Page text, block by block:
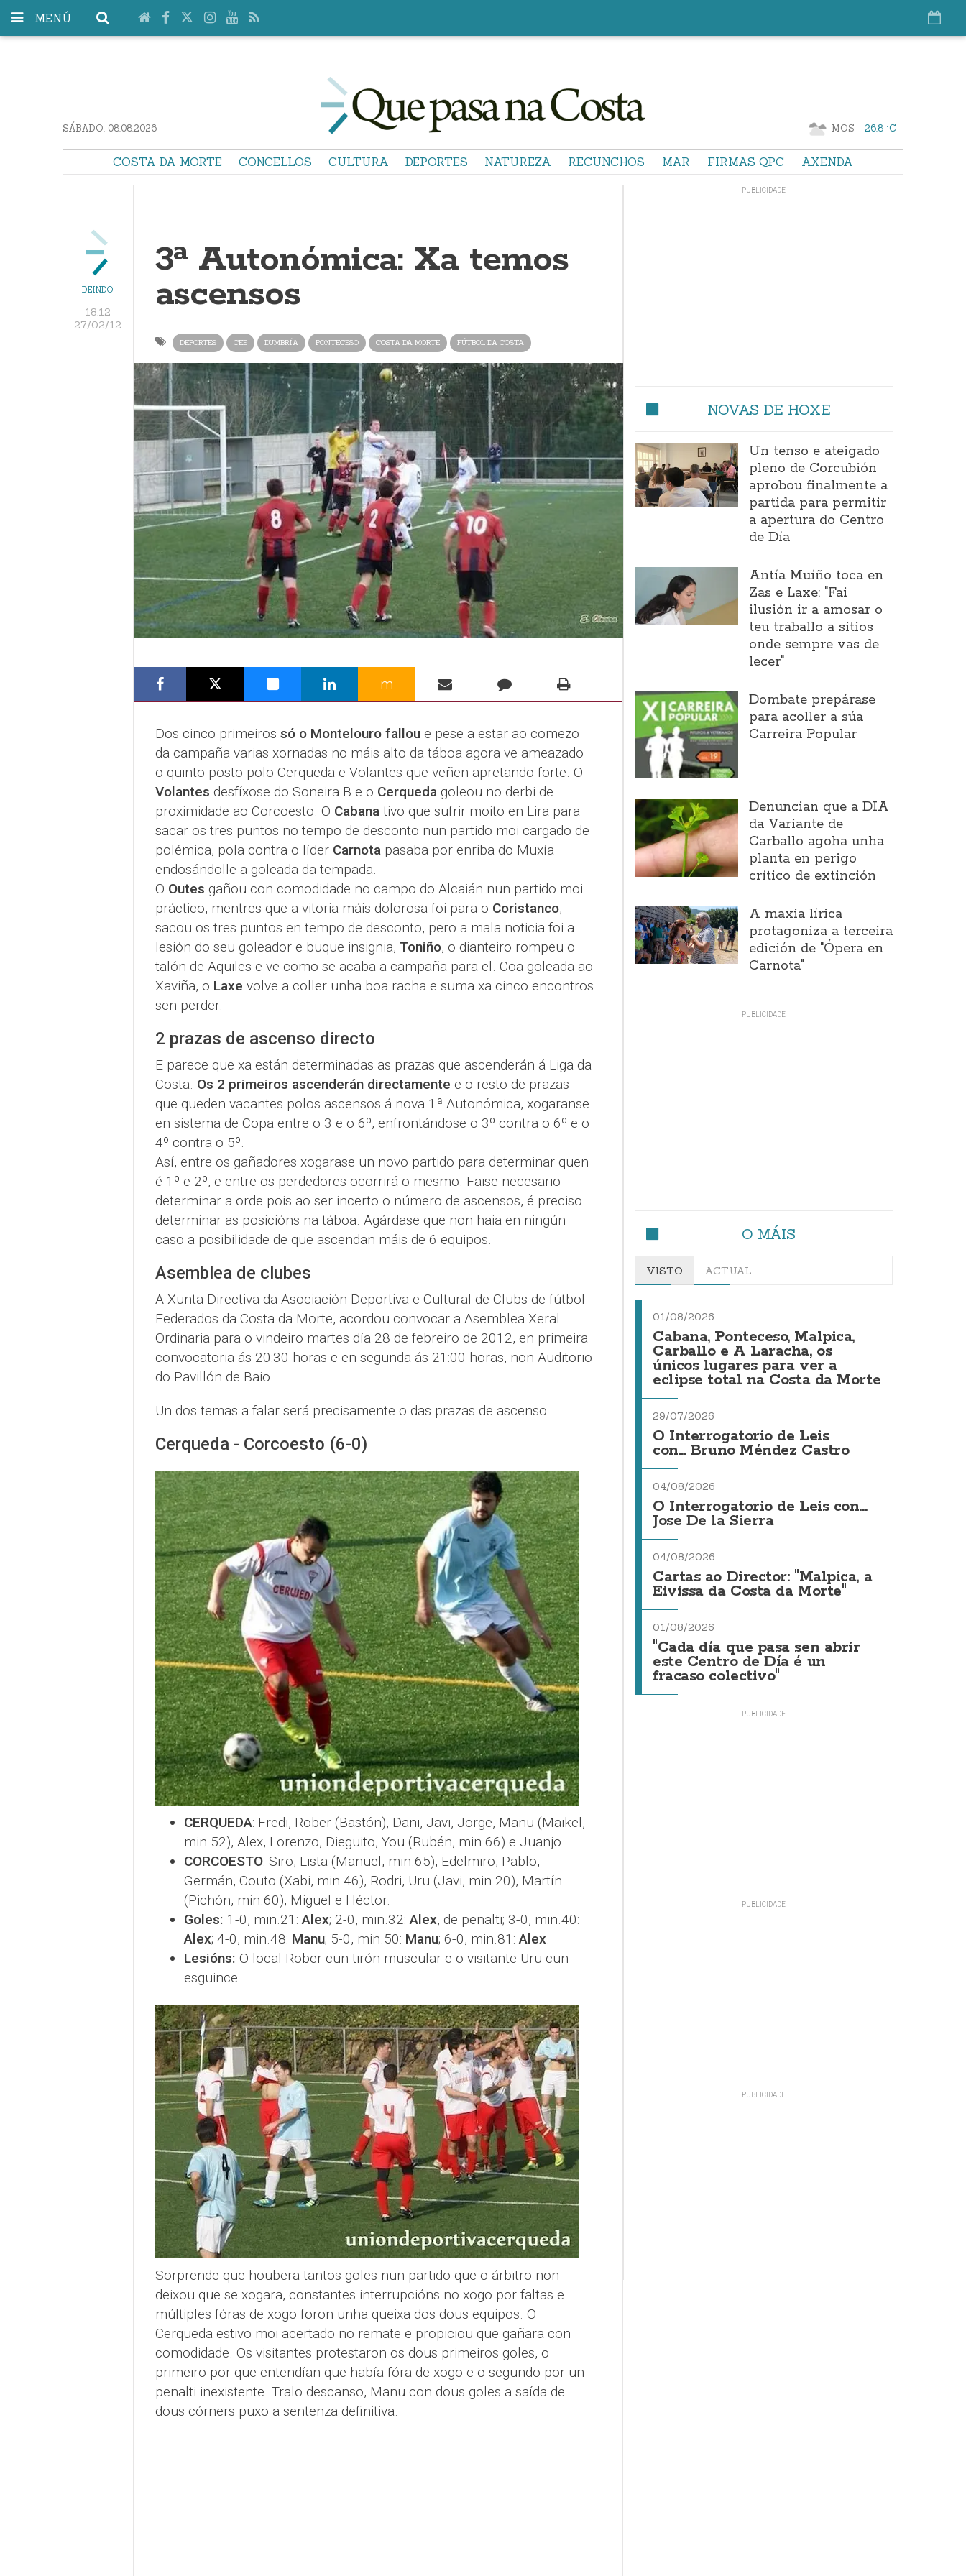
MENÚ
SÁBADO. 08.08.2026 MOS 26.8 °C
COSTA DA MORTE CONCELLOS CULTURA DEPORTES NATUREZA RECUNCHOS MAR FIRMAS QPC AXENDA
DEINDO
18:12
27/02/12
3ª Autonómica: Xa temos
ascensos
DEPORTES CEE DUMBRÍA PONTECESO COSTA DA MORTE FÚTBOL DA COSTA
m
Dos cinco primeiros só o Montelouro falloue pese a estar ao comezo
da campaña varias xornadas no máis alto da táboa agora ve ameazado
o quinto posto polo Cerqueda e Volantes que veñen apretando forte. O
Volantes desfíxose do Soneira B e o Cerquedagoleou no derbi de
proximidade ao Corcoesto. O Cabanativo que sufrir moito en Lira para
sacar os tres puntos no tempo de desconto nun partido moi cargado de
polémica, pola contra o líder Carnotapasaba por enriba do Muxía
endosándolle a goleada da tempada.
O Outes gañou con comodidade no campo do Alcaián nun partido moi
práctico, mentres que a vitoria máis dolorosa foi para o Coristanco,
sacou os tres puntos en tempo de desconto, pero a mala noticia foi a
lesión do seu goleador e buque insignia, Toniño, o dianteiro rompeu o
talón de Aquiles e ve como se acaba a campaña para el. Coa goleada ao
Xaviña, o Laxe volve a coller unha boa racha e suma xa cinco encontros
sen perder.
2 prazas de ascenso directo
E parece que xa están determinadas as prazas que ascenderán á Liga da
Costa. Os 2 primeiros ascenderán directamente e o resto de prazas
que queden vacantes polos ascensos á nova 1ª Autonómica, xogaranse
en sistema de Copa entre o 3 e o 6º, enfrontándose o 3º contra o 6º e o
4º contra o 5º.
Así, entre os gañadores xogarase un novo partido para determinar quen
é 1º e 2º, e entre os perdedores ocorrirá o mesmo. Faise necesario
determinar a orde pois ao ser incerto o número de ascensos, é preciso
determinar as posicións na táboa. Agárdase que non haia en ningún
caso a posibilidade de que ascendan máis de 6 equipos.
Asemblea de clubes
A Xunta Directiva da Asociación Deportiva e Cultural de Clubs de fútbol
Federados da Costa da Morte, acordou convocar a Asemblea Xeral
Ordinaria para o vindeiro martes día 28 de febreiro de 2012, en primeira
convocatoria ás 20:30 horas e en segunda ás 21:00 horas, non Auditorio
do Pavillón de Baio.
Un dos temas a falar será precisamente o das prazas de ascenso.
Cerqueda - Corcoesto (6-0)
CERQUEDA: Fredi, Rober (Bastón), Dani, Javi, Jorge, Manu (Maikel,
min.52), Alex, Lorenzo, Dieguito, You (Rubén, min.66) e Juanjo.
CORCOESTO: Siro, Lista (Manuel, min.65), Edelmiro, Pablo,
Germán, Couto (Xabi, min.46), Rodri, Uru (Javi, min.20), Martín
(Pichón, min.60), Miguel e Héctor.
Goles: 1-0, min.21:Alex; 2-0, min.32:Alex, de penalti; 3-0, min.40:
Alex; 4-0, min.48: Manu; 5-0, min.50: Manu; 6-0, min.81:Alex.
Lesións: O local Rober cun tirón muscular e o visitante Uru cun
esguince.
Sorprende que houbera tantos goles nun partido que o árbitro non
deixou que se xogara, constantes interrupcións no xogo por faltas e
múltiples fóras de xogo foron unha queixa dos dous equipos. O
Cerqueda estivo moi acertado no remate e propiciou que gañara con
comodidade. Os visitantes protestaron os dous primeiros goles, o
primeiro por que entendían que había fóra de xogo e o segundo por un
penalti inexistente. Tralo descanso, Manu con dous goles a saída de
dous córners puxo a sentenza definitiva.
NOVAS DE HOXE
Un tenso e ateigado
pleno de Corcubión
aprobou finalmente a
partida para permitir
a apertura do Centro
de Día
Antía Muíño toca en
Zas e Laxe: "Fai
ilusión ir a amosar o
teu traballo a sitios
onde sempre vas de
lecer"
Dombate prepárase
para acoller a súa
Carreira Popular
Denuncian que a DIA
da Variante de
Carballo agoha unha
planta en perigo
crítico de extinción
A maxia lírica
protagoniza a terceira
edición de "Ópera en
Carnota"
O MÁIS
VISTO ACTUAL
01/08/2026
Cabana, Ponteceso, Malpica,
Carballo e A Laracha, os
únicos lugares para ver a
eclipse total na Costa da Morte
29/07/2026
O Interrogatorio de Leis
con... Bruno Méndez Castro
04/08/2026
O Interrogatorio de Leis con...
Jose De la Sierra
04/08/2026
Cartas ao Director: "Malpica, a
Eivissa da Costa da Morte"
01/08/2026
"Cada día que pasa sen abrir
este Centro de Día é un
fracaso colectivo"